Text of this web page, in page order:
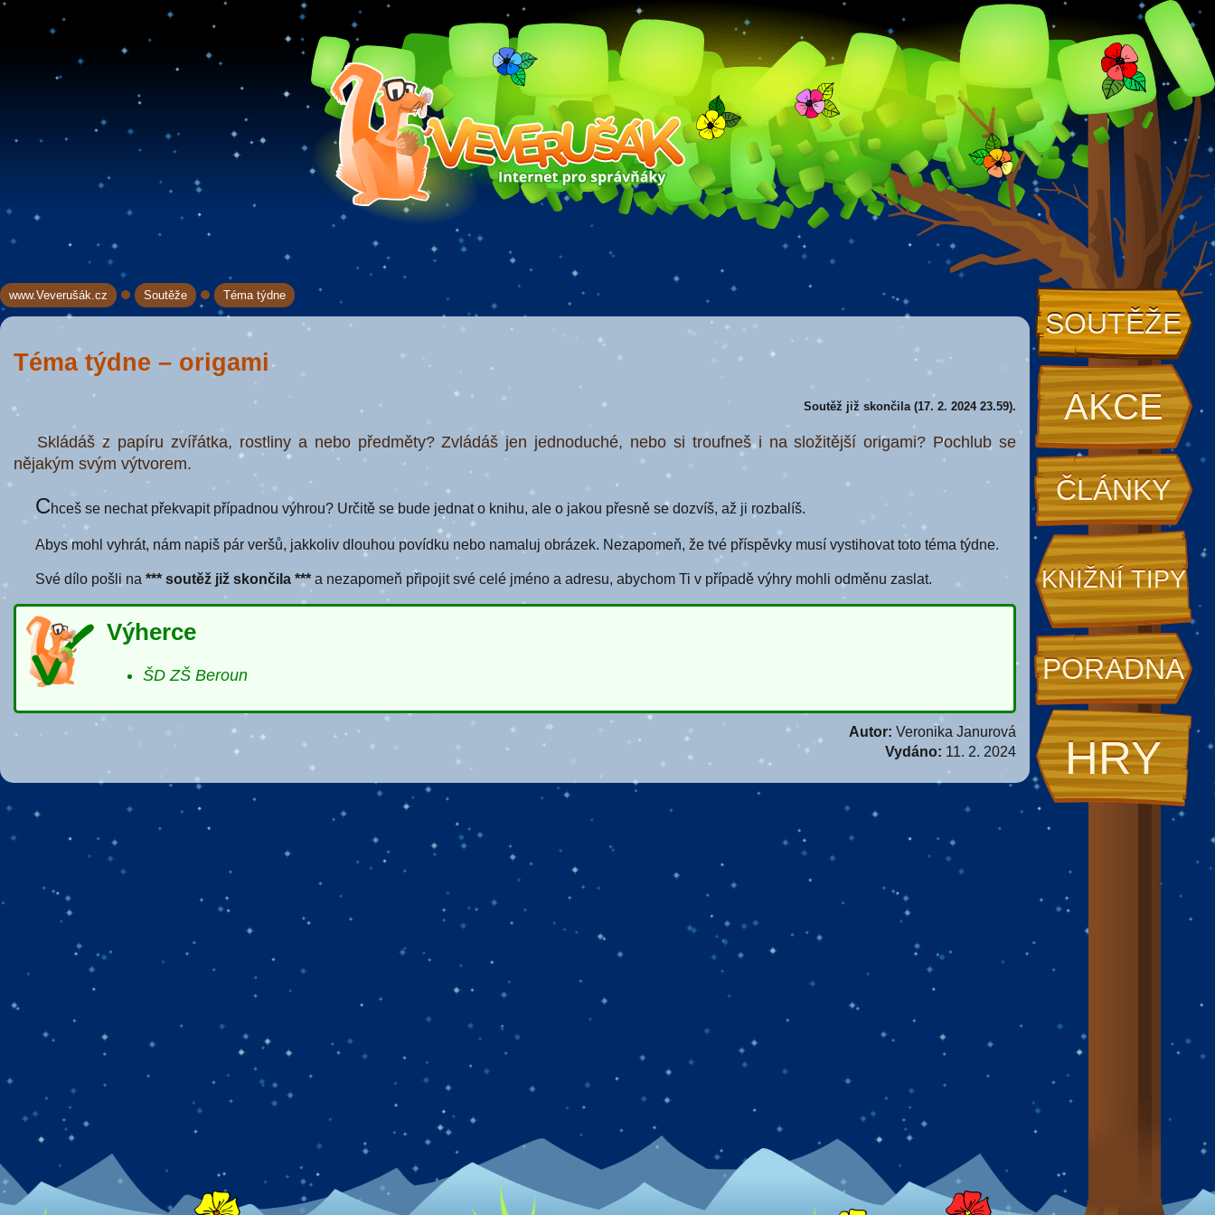
SOUTĚŽE
AKCE
ČLÁNKY
KNIŽNÍ TIPY
PORADNA
HRY
www.Veverušák.cz→ Soutěže
→ Téma týdne
Téma týdne – origami
Soutěž již skončila (17. 2. 2024 23.59).
Skládáš z papíru zvířátka, rostliny a nebo předměty? Zvládáš jen jednoduché, nebo si troufneš i na složitější origami? Pochlub se
nějakým svým výtvorem.
Chceš se nechat překvapit případnou výhrou? Určitě se bude jednat o knihu, ale o jakou přesně se dozvíš, až ji rozbalíš.
Abys mohl vyhrát, nám napiš pár veršů, jakkoliv dlouhou povídku nebo namaluj obrázek. Nezapomeň, že tvé příspěvky musí vystihovat toto téma týdne.
Své dílo pošli na *** soutěž již skončila *** a nezapomeň připojit své celé jméno a adresu, abychom Ti v případě výhry mohli odměnu zaslat.
Výherce
ŠD ZŠ Beroun
Autor: Veronika Janurová
Vydáno: 11. 2. 2024